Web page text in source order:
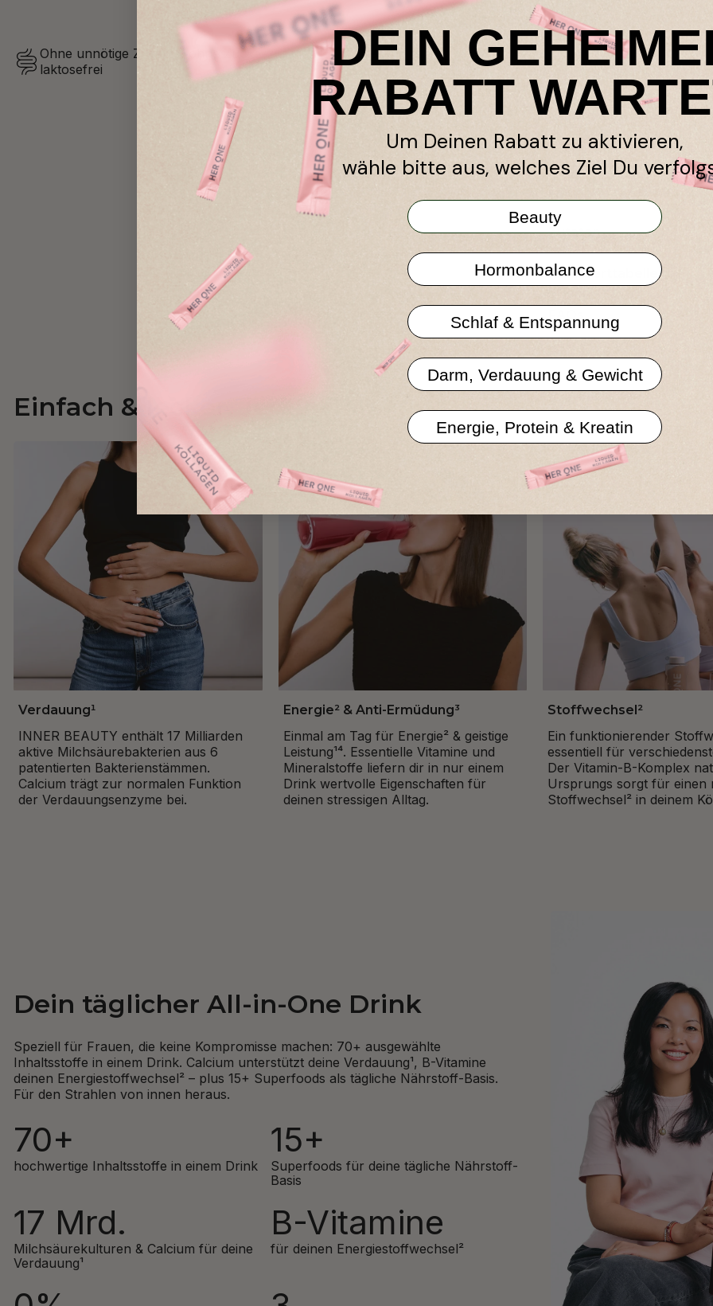
Ohne unnötige Zusätze, ohne Zuckerzusatz*,
laktosefrei
Mit Expert:innen für Frauen entwickelt
Nährstoffe & Wirkung
Zutaten
Nährwerttabelle
Einfach & lecker. Jeden Tag.
Verdauung¹
INNER BEAUTY enthält 17 Milliarden
aktive Milchsäurebakterien aus 6
patentierten Bakterienstämmen.
Calcium trägt zur normalen Funktion
der Verdauungsenzyme bei.
Energie² & Anti-Ermüdung³
Einmal am Tag für Energie² & geistige
Leistung¹⁴. Essentielle Vitamine und
Mineralstoffe liefern dir in nur einem
Drink wertvolle Eigenschaften für
deinen stressigen Alltag.
Stoffwechsel²
Ein funktionierender
essentiell für
Der Vitamin-B-Komplex
Ursprungs sorgt für einen
Stoffwechsel² in deinem
Dein täglicher All-in-One Drink
Speziell für Frauen, die keine Kompromisse machen: 70+ ausgewählte
Inhaltsstoffe in einem Drink. Calcium unterstützt deine Verdauung¹, B-Vitamine
deinen Energiestoffwechsel² – plus 15+ Superfoods als tägliche Nährstoff-Basis.
Für den Strahlen von innen heraus.
70+
hochwertige Inhaltsstoffe in einem Drink
15+
Superfoods für deine tägliche Nährstoff-
Basis
17 Mrd.
Milchsäurekulturen & Calcium für deine
Verdauung¹
B-Vitamine
für deinen Energiestoffwechsel²
DEIN
RABATT
Um Deinen Rabatt zu aktivieren,
wähle bitte aus, welches Ziel Du
Beauty
Hormonbalance
Schlaf & Entspannung
Darm, Verdauung & Gewicht
Energie, Protein & Kreatin